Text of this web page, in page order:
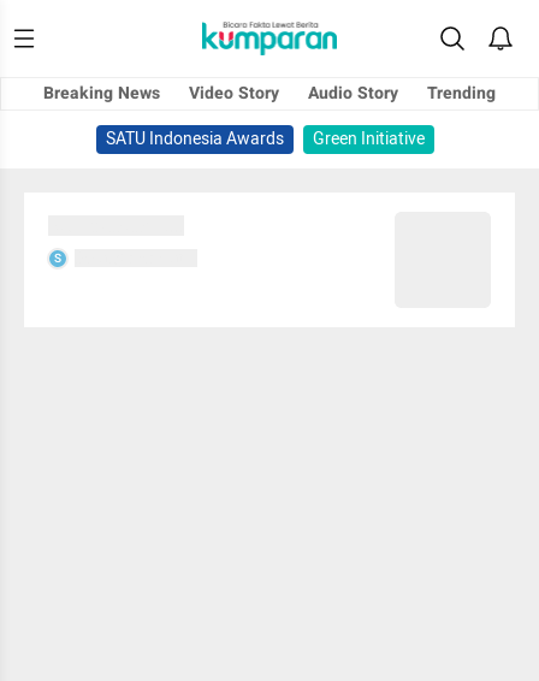
Breaking News Video Story Audio Story
Trending
SATU Indonesia Awards
Green Initiative
S